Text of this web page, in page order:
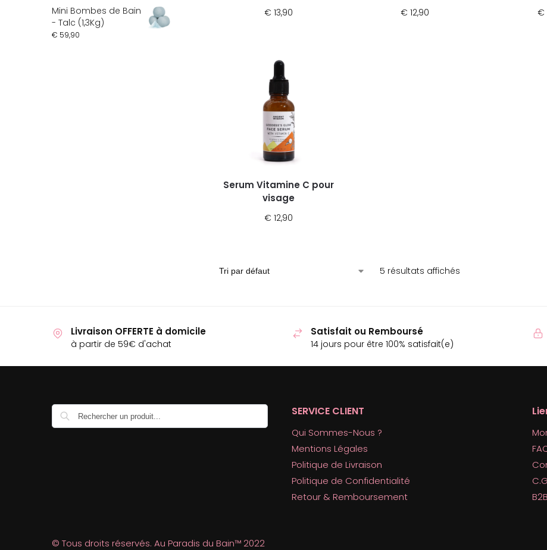
€ 13,90 € 12,90 €
Serum Vitamine C pour
visage
€ 12,90
5 résultats affichés
Mini Bombes de Bain
- Talc (1,3Kg)
€ 59,90
Livraison OFFERTE à domicile
à partir de 59€ d'achat
Satisfait ou Remboursé
14 jours pour être 100% satisfait(e)
SERVICE CLIENT
Qui Sommes-Nous ?
Mentions Légales
Politique de Livraison
Politique de Confidentialité
Retour & Remboursement
B2B
© Tous droits réservés. Au Paradis du Bain™ 2022